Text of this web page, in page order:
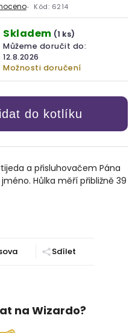
Kód: 6214
Skladem (1 ks)
Můžeme doručit do:
12.8.2026
Možnosti doručení
do kotlíku
a přisluhovačem Pána
Hůlka měří přibližně 39
Sdílet
na Wizardo?